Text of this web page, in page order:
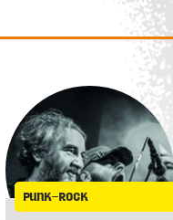
punk-rock